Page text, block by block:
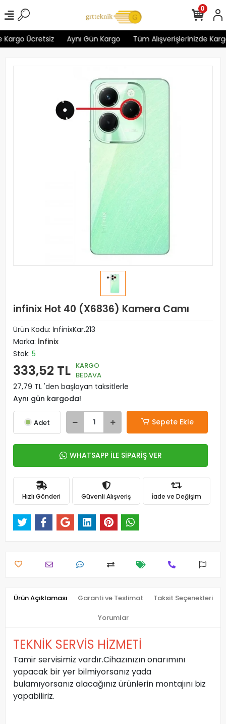
Ücretsiz Aynı Gün Kargo Tüm Alışverişlerinizde
0
infinix Hot 40 (X6836) Kamera Camı
Ürün Kodu: İnfinixKar.213
Marka: İnfinix
Stok: 5
333,52 TL KARGO
BEDAVA
27,79 TL 'den başlayan taksitlerle
Aynı gün kargoda!
Adet Sepete Ekle
WHATSAPP İLE SİPARİŞ VER
Hızlı Gönderi Güvenli Alışveriş İade ve Değişim
Ürün Açıklaması Garanti ve Teslimat Taksit Seçenekleri
Yorumlar
TEKNİK SERVİS HİZMETİ
Tamir servisimiz vardır.Cihazınızın onarımını
yapacak bir yer bilmiyorsanız yada
bulamıyorsanız alacağınız ürünlerin montajını biz
yapabiliriz.